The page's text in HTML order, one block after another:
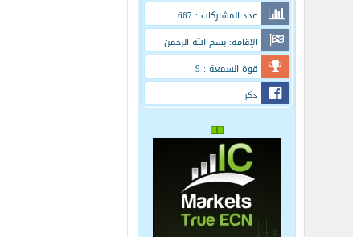
عدد المشاركات : 667
الإقامة: بسم الله الرحمن
الرحيم
قوة السمعة : 9
ذكر